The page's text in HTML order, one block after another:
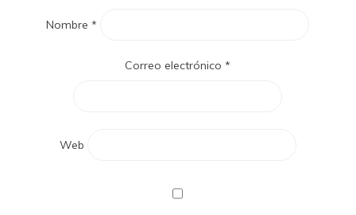
Nombre*
Correo electrónico*
Web